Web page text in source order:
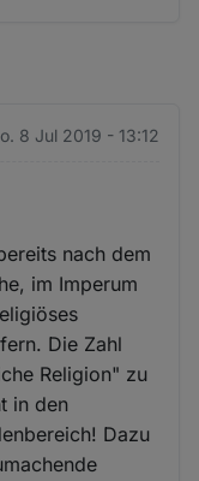
8 Jul 2019 - 13:12
nach dem
im Imperum
Die Zahl
Religion" zu
in den
Dazu